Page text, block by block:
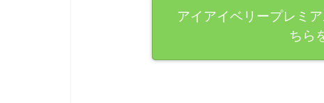
アイアイベリープレミ
ちら